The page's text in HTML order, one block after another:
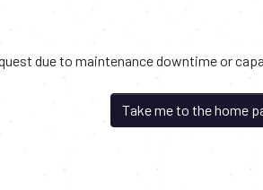
due to maintenance downtime or
Take me to the home